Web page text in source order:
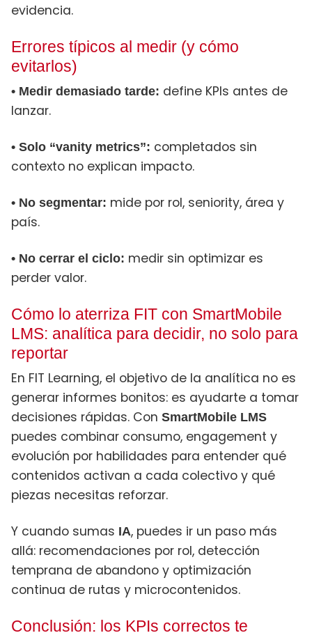
evidencia.
Errores típicos al medir (y cómo
evitarlos)
• Medir demasiado tarde: define KPIs antes de
lanzar.
• Solo “vanity metrics”: completados sin
contexto no explican impacto.
• No segmentar: mide por rol, seniority, área y
país.
• No cerrar el ciclo: medir sin optimizar es
perder valor.
Cómo lo aterriza FIT con SmartMobile
LMS: analítica para decidir, no solo para
reportar
En FIT Learning, el objetivo de la analítica no es
generar informes bonitos: es ayudarte a tomar
decisiones rápidas. Con SmartMobile LMS
puedes combinar consumo, engagement y
evolución por habilidades para entender qué
contenidos activan a cada colectivo y qué
piezas necesitas reforzar.
Y cuando sumas IA, puedes ir un paso más
allá: recomendaciones por rol, detección
temprana de abandono y optimización
continua de rutas y microcontenidos.
Conclusión: los KPIs correctos te